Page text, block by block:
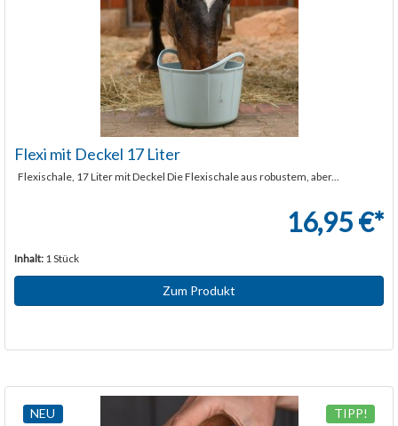
Flexi mit Deckel 17 Liter
Flexischale, 17 Liter mit Deckel Die Flexischale aus robustem, aber...
16,95 €*
Inhalt: 1 Stück
Zum Produkt
NEU TIPP!